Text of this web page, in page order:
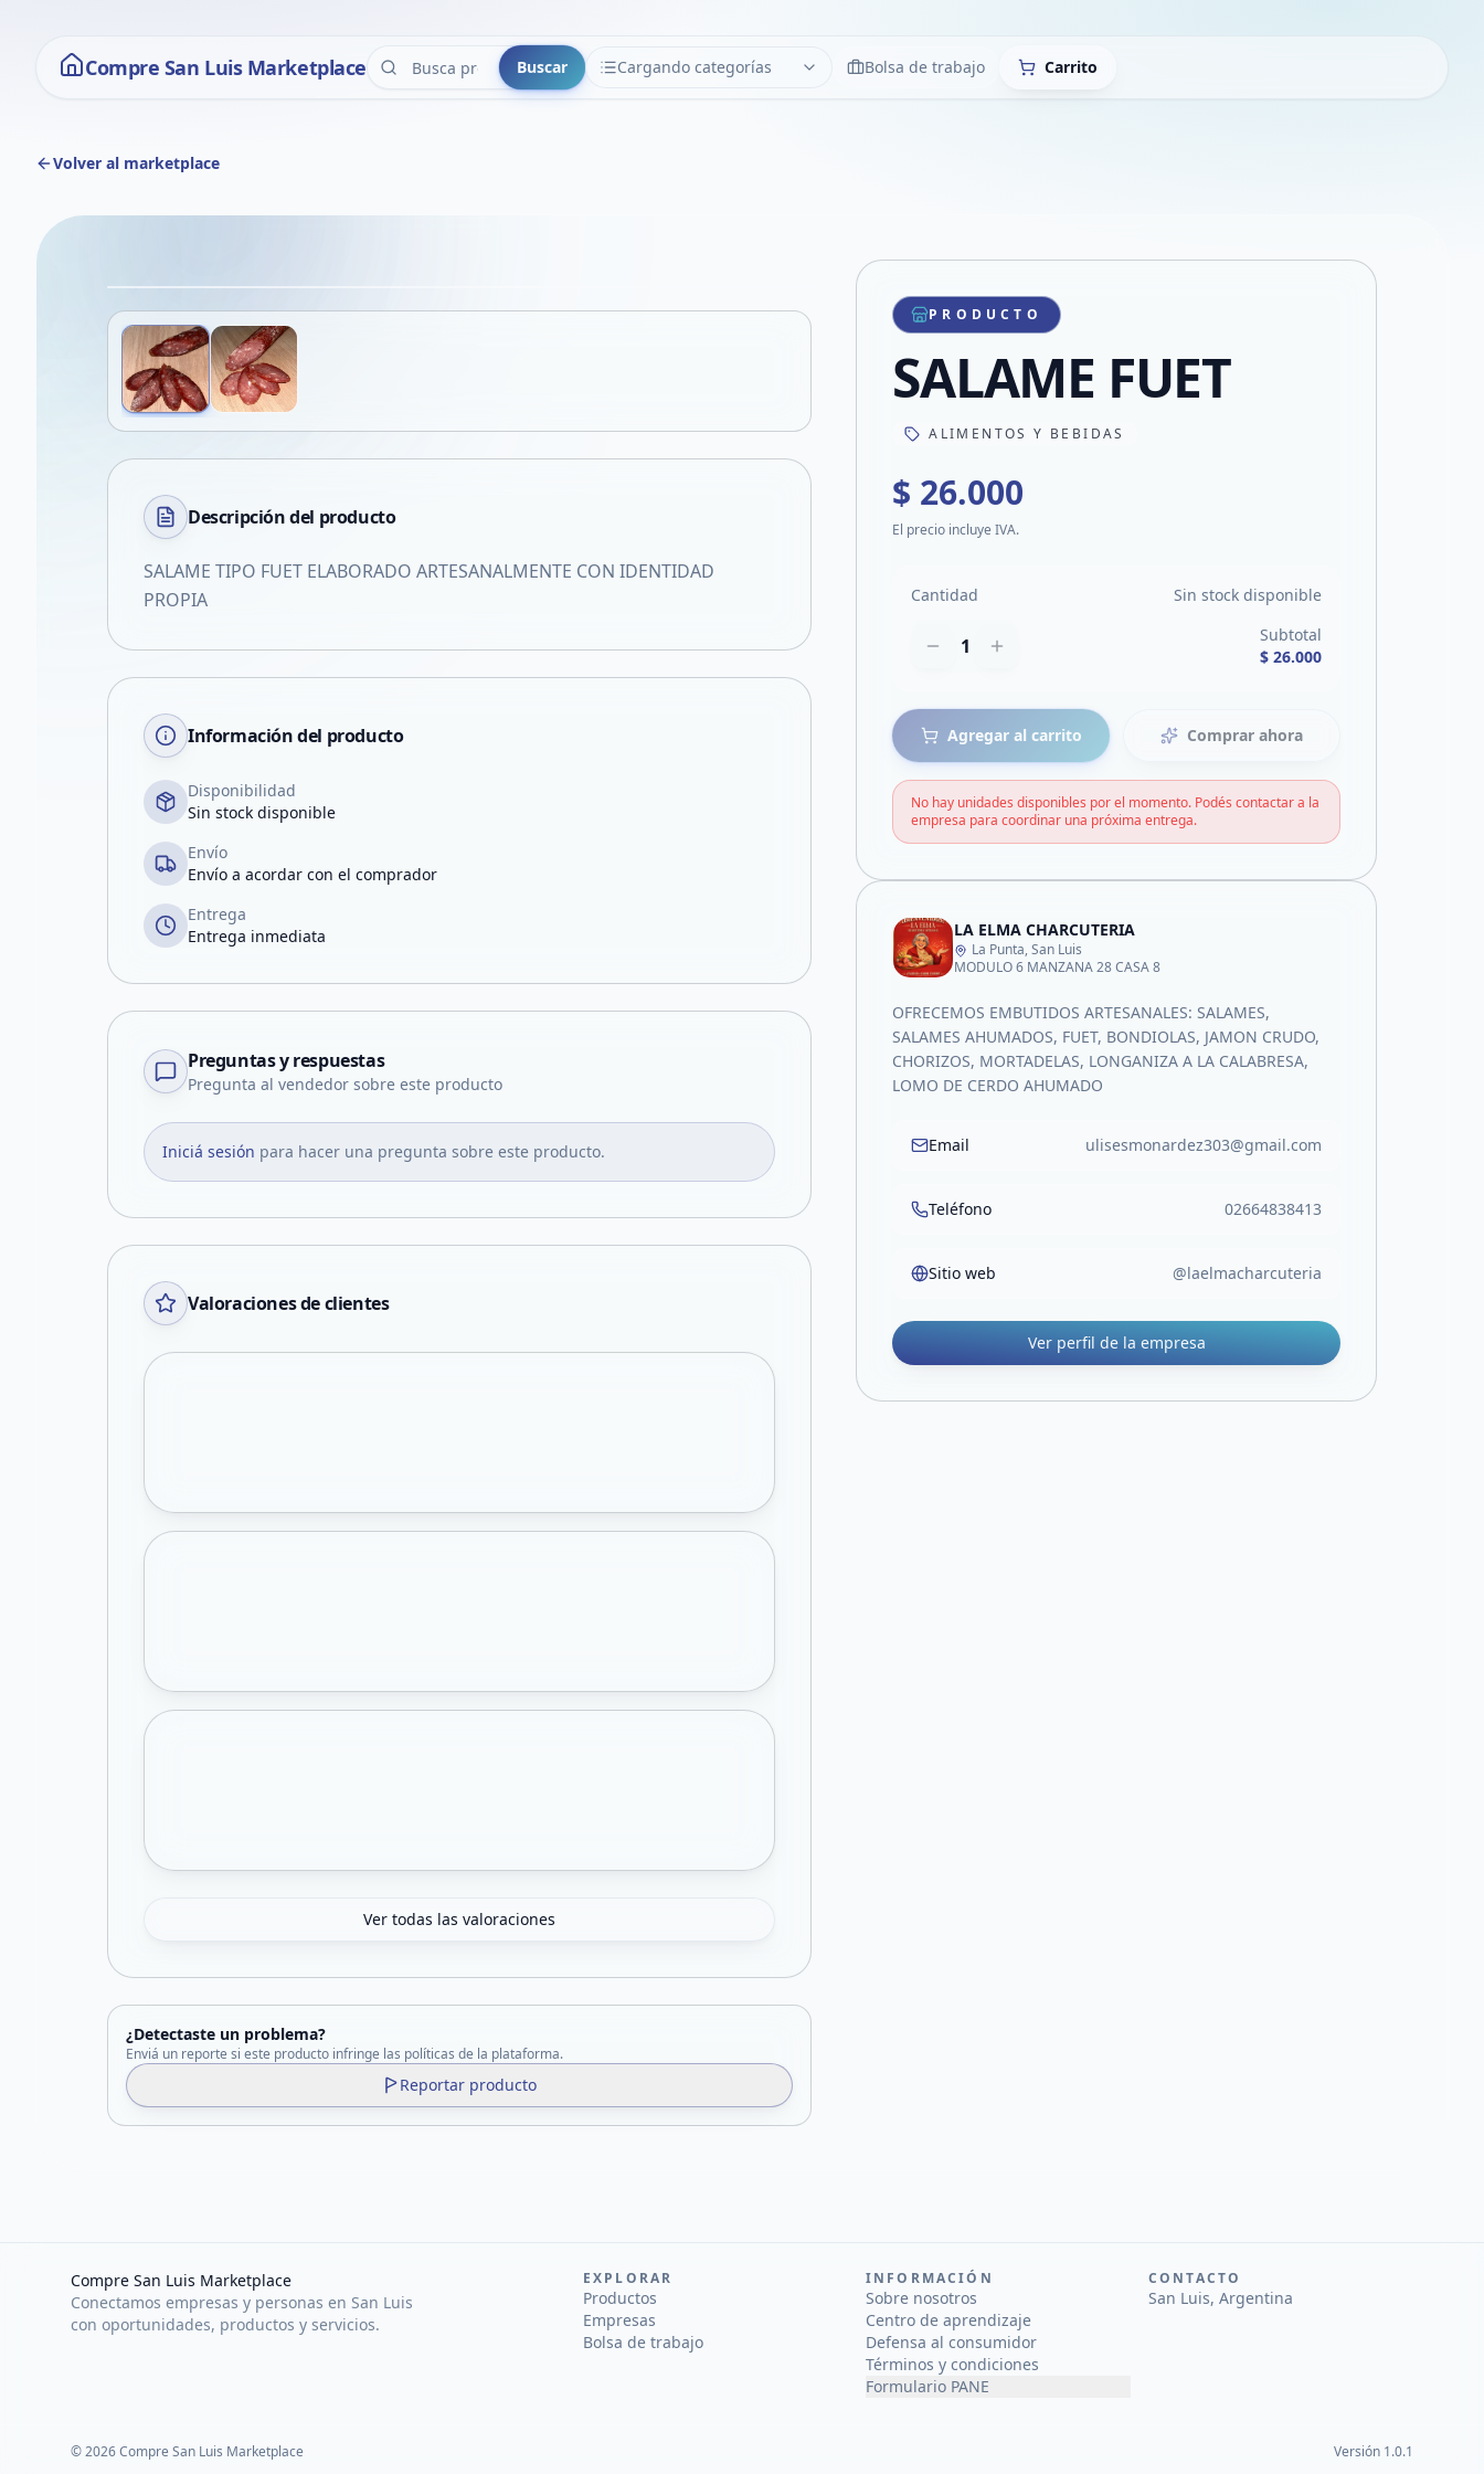
Compre San Luis Marketplace Buscar Cargando categorías
CATEGORÍAS LimpiarBolsa de trabajo Carrito
Volver al marketplace
Compartir producto
Compartir por WhatsApp
Compartir por mail
Compartir en Facebook
Descripción del producto
SALAME TIPO FUET ELABORADO ARTESANALMENTE CON IDENTIDAD
PROPIA
Información del producto
Disponibilidad
Sin stock disponible
Envío
Envío a acordar con el comprador
Entrega
Entrega inmediata
Preguntas y respuestas
Pregunta al vendedor sobre este producto
Iniciá sesión para hacer una pregunta sobre este producto.
Valoraciones de clientes
Ver todas las valoraciones
¿Detectaste un problema?
Enviá un reporte si este producto infringe las políticas de la plataforma.
Reportar producto
PRODUCTO
SALAME FUET
ALIMENTOS Y BEBIDAS
$ 26.000
El precio incluye IVA.
Cantidad Sin stock disponible
1
Subtotal
$ 26.000
Agregar al carrito Comprar ahora
No hay unidades disponibles por el momento. Podés contactar a la
empresa para coordinar una próxima entrega.
LA ELMA CHARCUTERIA
La Punta, San Luis
MODULO 6 MANZANA 28 CASA 8
OFRECEMOS EMBUTIDOS ARTESANALES: SALAMES,
SALAMES AHUMADOS, FUET, BONDIOLAS, JAMON CRUDO,
CHORIZOS, MORTADELAS, LONGANIZA A LA CALABRESA,
LOMO DE CERDO AHUMADO
Email ulisesmonardez303@gmail.com
Teléfono 02664838413
Sitio web @laelmacharcuteria
Ver perfil de la empresa
Compre San Luis Marketplace
Conectamos empresas y personas en San Luis
con oportunidades, productos y servicios.
EXPLORAR
Productos
Empresas
Bolsa de trabajo
INFORMACIÓN
Sobre nosotros
Centro de aprendizaje
Defensa al consumidor
Términos y condiciones
Formulario PANE
CONTACTO
San Luis, Argentina
©2026Compre San Luis Marketplace Versión 1.0.1